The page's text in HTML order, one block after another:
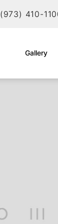
Give
(973) 410-
Gallery